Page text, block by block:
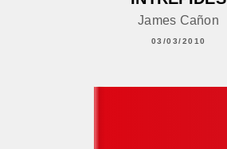
James Cañon
03/03/2010